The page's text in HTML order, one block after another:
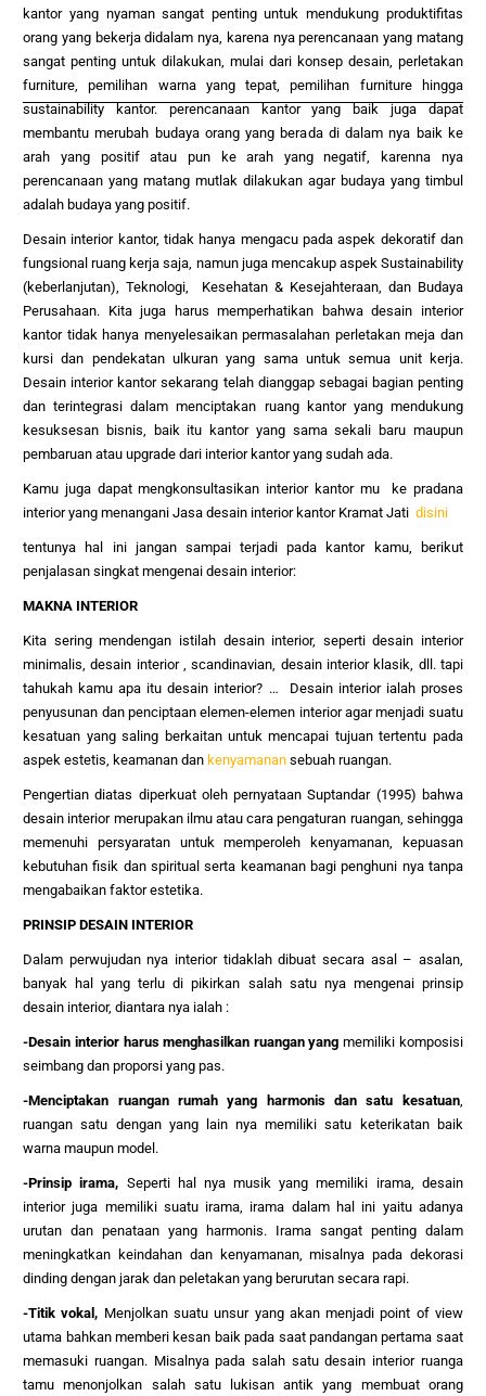
kantor yang nyaman sangat penting untuk mendukung produktifitas
orang yang bekerja didalam nya, karena nya perencanaan yang matang
sangat penting untuk dilakukan, mulai dari konsep desain, perletakan
furniture, pemilihan warna yang tepat, pemilihan furniture hingga
sustainability kantor. perencanaan kantor yang baik juga dapat
membantu merubah budaya orang yang berada di dalam nya baik ke
arah yang positif atau pun ke arah yang negatif, karenna nya
perencanaan yang matang mutlak dilakukan agar budaya yang timbul
adalah budaya yang positif.
Desain interior kantor, tidak hanya mengacu pada aspek dekoratif dan
fungsional ruang kerja saja, namun juga mencakup aspek Sustainability
(keberlanjutan), Teknologi, Kesehatan & Kesejahteraan, dan Budaya
Perusahaan. Kita juga harus memperhatikan bahwa desain interior
kantor tidak hanya menyelesaikan permasalahan perletakan meja dan
kursi dan pendekatan ulkuran yang sama untuk semua unit kerja.
Desain interior kantor sekarang telah dianggap sebagai bagian penting
dan terintegrasi dalam menciptakan ruang kantor yang mendukung
kesuksesan bisnis, baik itu kantor yang sama sekali baru maupun
pembaruan atau upgrade dari interior kantor yang sudah ada.
Kamu juga dapat mengkonsultasikan interior kantor mu ke pradana
interior yang menangani Jasa desain interior kantor Kramat Jati disini
tentunya hal ini jangan sampai terjadi pada kantor kamu, berikut
penjalasan singkat mengenai desain interior:
MAKNA INTERIOR
Kita sering mendengan istilah desain interior, seperti desain interior
minimalis, desain interior , scandinavian, desain interior klasik, dll. tapi
tahukah kamu apa itu desain interior? … Desain interior ialah proses
penyusunan dan penciptaan elemen-elemen interior agar menjadi suatu
kesatuan yang saling berkaitan untuk mencapai tujuan tertentu pada
aspek estetis, keamanan dan kenyamanan sebuah ruangan.
Pengertian diatas diperkuat oleh pernyataan Suptandar (1995) bahwa
desain interior merupakan ilmu atau cara pengaturan ruangan, sehingga
memenuhi persyaratan untuk memperoleh kenyamanan, kepuasan
kebutuhan fisik dan spiritual serta keamanan bagi penghuni nya tanpa
mengabaikan faktor estetika.
PRINSIP DESAIN INTERIOR
Dalam perwujudan nya interior tidaklah dibuat secara asal – asalan,
banyak hal yang terlu di pikirkan salah satu nya mengenai prinsip
desain interior, diantara nya ialah :
-Desain interior harus menghasilkan ruangan yang memiliki komposisi
seimbang dan proporsi yang pas.
-Menciptakan ruangan rumah yang harmonis dan satu kesatuan,
ruangan satu dengan yang lain nya memiliki satu keterikatan baik
warna maupun model.
-Prinsip irama, Seperti hal nya musik yang memiliki irama, desain
interior juga memiliki suatu irama, irama dalam hal ini yaitu adanya
urutan dan penataan yang harmonis. Irama sangat penting dalam
meningkatkan keindahan dan kenyamanan, misalnya pada dekorasi
dinding dengan jarak dan peletakan yang berurutan secara rapi.
-Titik vokal, Menjolkan suatu unsur yang akan menjadi point of view
utama bahkan memberi kesan baik pada saat pandangan pertama saat
memasuki ruangan. Misalnya pada salah satu desain interior ruanga
tamu menonjolkan salah satu lukisan antik yang membuat orang